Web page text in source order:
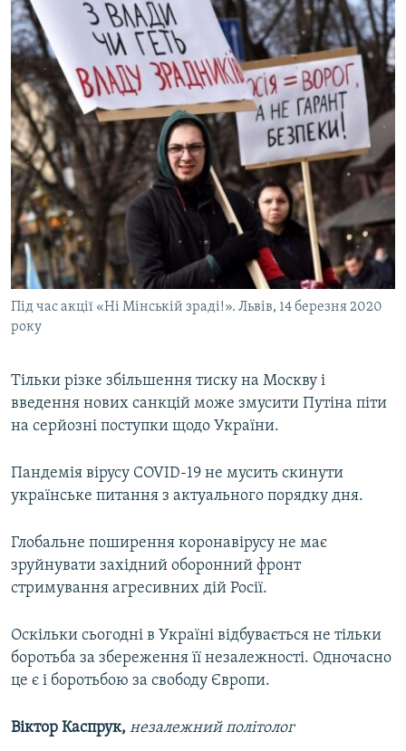
Під час акції «Ні Мінській зраді!». Львів, 14 березня 2020
року
Тільки різке збільшення тиску на Москву і
введення нових санкцій може змусити Путіна піти
на серйозні поступки щодо України.
Пандемія вірусу COVID-19 не мусить скинути
українське питання з актуального порядку дня.
Глобальне поширення коронавірусу не має
зруйнувати західний оборонний фронт
стримування агресивних дій Росії.
Оскільки сьогодні в Україні відбувається не тільки
боротьба за збереження її незалежності. Одночасно
це є і боротьбою за свободу Європи.
Віктор Каспрук, незалежний політолог